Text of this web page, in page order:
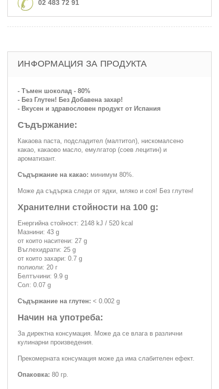
02 483 72 91
ИНФОРМАЦИЯ ЗА ПРОДУКТА
- Тъмен шоколад - 80%
- Без Глутен! Без Добавена захар!
- Вкусен и здравословен продукт от Испания
Съдържание:
Какаова паста, подсладител (малтитол), нискомалсено
какао, какаово масло, емулгатор (соев лецитин) и
ароматизант.
Съдържание на какао: минимум 80%.
Може да съдържа следи от ядки, мляко и соя! Без глутен!
Хранителни стойности на 100 g:
Енергийна стойност: 2148 kJ / 520 kcal
Мазнини: 43 g
от които наситени: 27 g
Въглехидрати: 25 g
от които захари: 0.7 g
полиоли: 20 г
Белтъчини: 9.9 g
Сол: 0.07 g
Съдържание на глутен: < 0.002 g
Начин на употреба:
За директна консумация. Може да се влага в различни
кулинарни произведения.
Прекомерната консумация може да има слабителен ефект.
Опаковка: 80 гр.